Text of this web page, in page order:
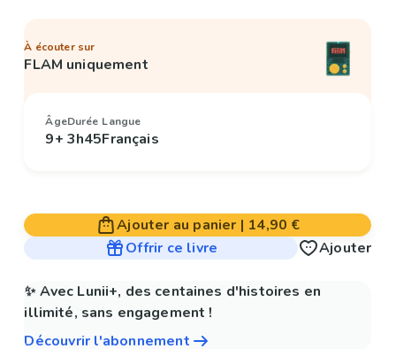
À écouter sur
FLAM uniquement
Âge
9+
Durée
3h45
Langue
Français
Ajouter au panier | 14,90 €
Offrir ce livre
Ajouter
✨ Avec Lunii+, des centaines d'histoires en
illimité, sans engagement !
Découvrir l'abonnement